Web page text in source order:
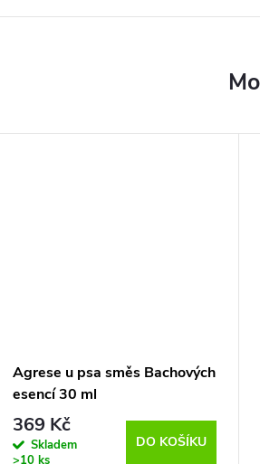
Agrese u psa směs Bachových
esencí 30 ml
369 Kč
Skladem
>10 ks
DO KOŠÍKU